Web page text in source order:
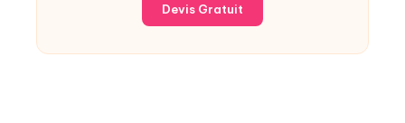
Devis Gratuit